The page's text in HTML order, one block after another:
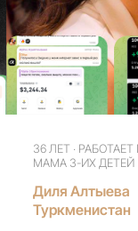
36 ЛЕТ ·
МАМА 3-ИХ ДЕТЕЙ
Диля Алтыева
Туркменистан